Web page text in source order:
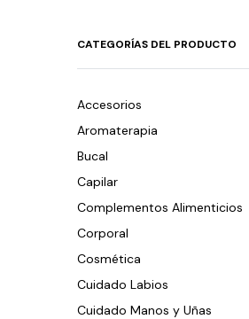
CATEGORÍAS DEL PRODUCTO
Accesorios
Aromaterapia
Bucal
Capilar
Complementos Alimenticios
Corporal
Cosmética
Cuidado Labios
Cuidado Manos y Uñas